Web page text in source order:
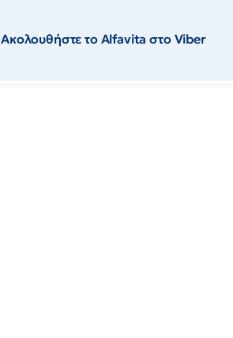
Ακολουθήστε το Αlfavita στο Viber